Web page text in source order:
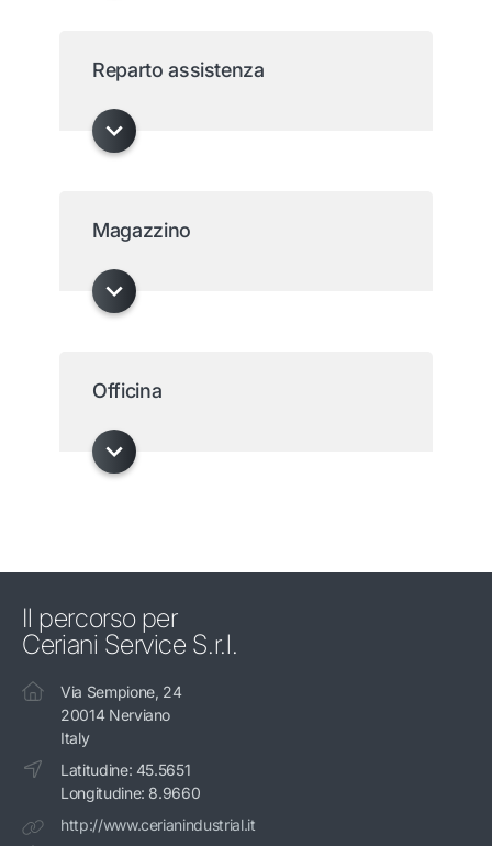
Reparto assistenza
Magazzino
Officina
Il percorso per
Ceriani Service S.r.l.
Via Sempione, 24
20014 Nerviano
Italy
Latitudine: 45.5651
Longitudine: 8.9660
http://www.cerianindustrial.it